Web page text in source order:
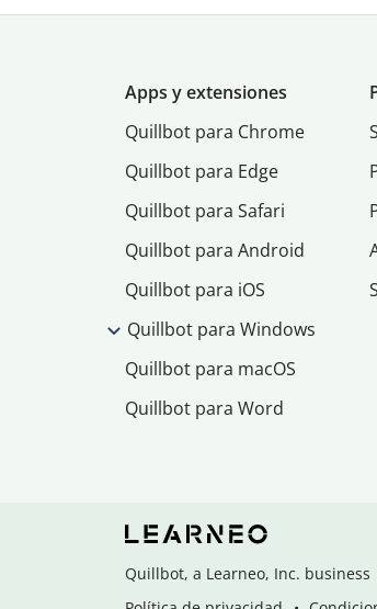
Apps y extensiones
Quillbot para Chrome
Quillbot para Edge
Quillbot para Safari
Quillbot para Android
Quillbot para iOS
Quillbot para Windows
Quillbot para macOS
Quillbot para Word
Quillbot, a Learneo, Inc. business